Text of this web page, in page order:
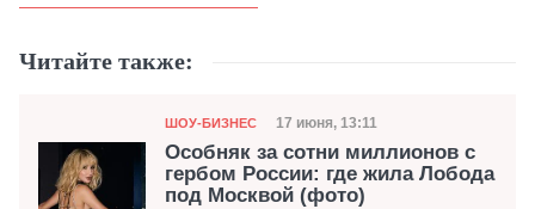
Читайте также:
Категория
ШОУ-БИЗНЕС Дата публикации
17 июня, 13:11
Особняк за сотни миллионов с
гербом России: где жила Лобода
под Москвой (фото)